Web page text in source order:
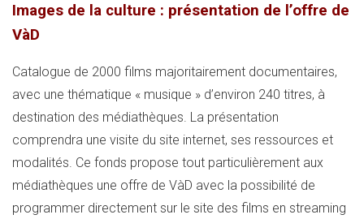
Images de la culture : présentation de l’offre de
VàD
Catalogue de 2000 films majoritairement documentaires,
avec une thématique « musique » d’environ 240 titres, à
destination des médiathèques. La présentation
comprendra une visite du site internet, ses ressources et
modalités. Ce fonds propose tout particulièrement aux
médiathèques une offre de VàD avec la possibilité de
programmer directement sur le site des films en streaming